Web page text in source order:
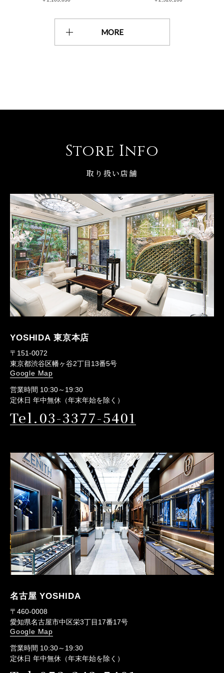
MORE
Store Info
取り扱い店舗
YOSHIDA 東京本店
〒151-0072
東京都渋谷区幡ヶ谷2丁目13番5号
Google Map
営業時間 10:30～19:30
定休日 年中無休（年末年始を除く）
Tel.03-3377-5401
名古屋 YOSHIDA
〒460-0008
愛知県名古屋市中区栄3丁目17番17号
Google Map
営業時間 10:30～19:30
定休日 年中無休（年末年始を除く）